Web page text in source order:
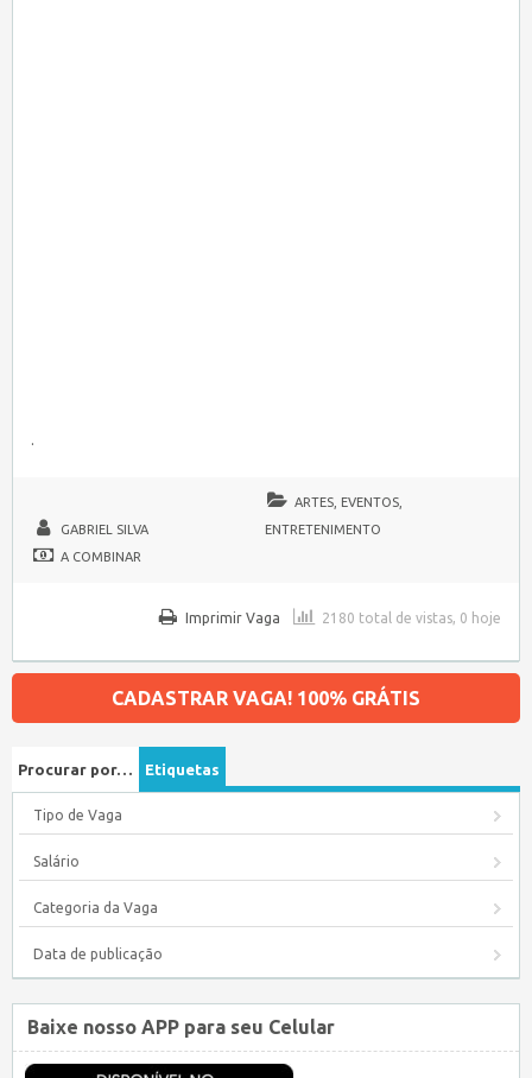
.
GABRIEL SILVA
ARTES, EVENTOS,
ENTRETENIMENTO
A COMBINAR
2180 total de vistas, 0 hoje
Imprimir Vaga
CADASTRAR VAGA! 100% GRÁTIS
Procurar por… Etiquetas
Tipo de Vaga
Salário
Categoria da Vaga
Data de publicação
Baixe nosso APP para seu Celular